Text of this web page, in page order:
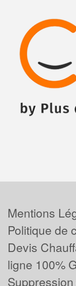
Mentions
Politique de
Devis
ligne 100%